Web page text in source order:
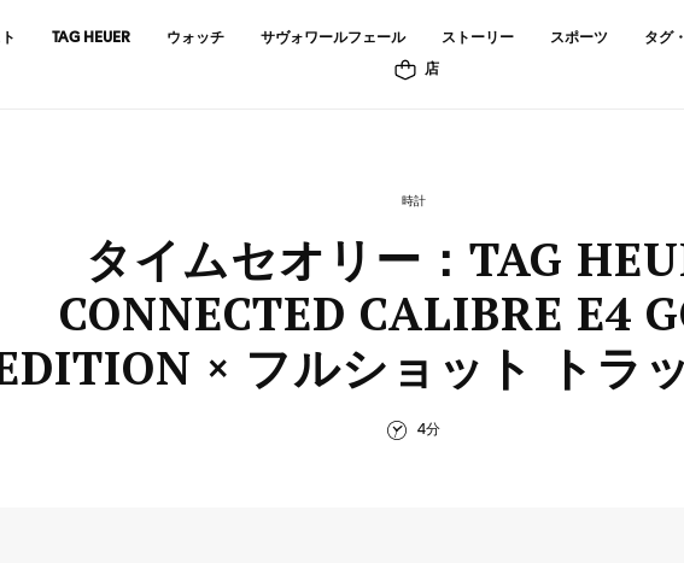
TAG HEUER ウォッチ サヴォワールフェール ストーリー スポーツ タグ
店
時計
タイムセオリー：TAG
CONNECTED CALIBRE E4
× フルショット トラ
4分